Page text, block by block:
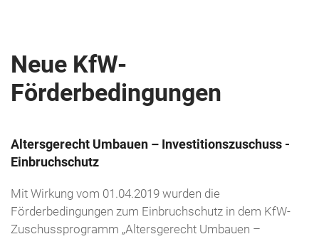
Neue KfW-
Förderbedingungen
Altersgerecht Umbauen – Investitionszuschuss -
Einbruchschutz
Mit Wirkung vom 01.04.2019 wurden die
Förderbedingungen zum Einbruchschutz in dem KfW-
Zuschussprogramm „Altersgerecht Umbauen –